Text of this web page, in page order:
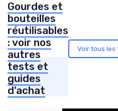
Gourdes et
bouteilles
réutilisables
: voir nos
autres
tests et
guides
d'achat
Voir tous